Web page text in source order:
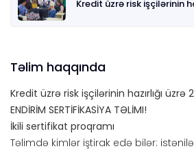
Kredit üzrə risk işçilərinin
Təlim haqqında
Kredit üzrə risk işçilərinin hazırlığı üzrə
ENDİRİM SERTİFİKASİYA TƏLİMI!
İkili sertifikat proqramı
Təlimdə kimlər iştirak edə bilər: